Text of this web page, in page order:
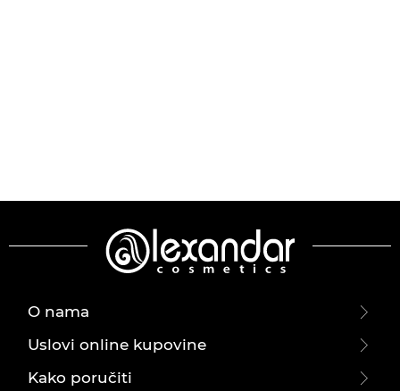
O nama
Uslovi online kupovine
Kako poručiti